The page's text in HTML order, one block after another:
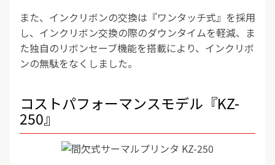
また、インクリボンの交換は『ワンタッチ式』を採用
し、インクリボン交換の際のダウンタイムを軽減、ま
た独自のリボンセーブ機能を搭載により、インクリボ
ンの無駄をなくしました。
コストパフォーマンスモデル『KZ-
250』